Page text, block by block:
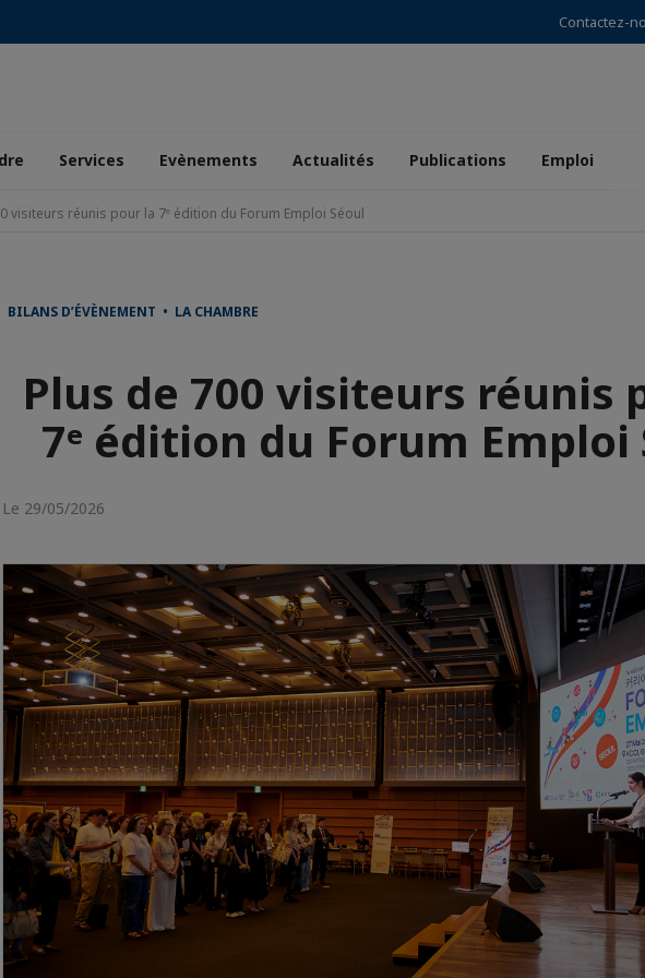
Contactez-
Services Evènements Actualités Publications Emploi
visiteurs réunis pour la 7ᵉ édition du Forum Emploi Séoul
BILANS D’ÉVÈNEMENT • LA CHAMBRE
Plus de 700 visiteurs réunis
7ᵉ édition du Forum Emploi
Le 29/05/2026